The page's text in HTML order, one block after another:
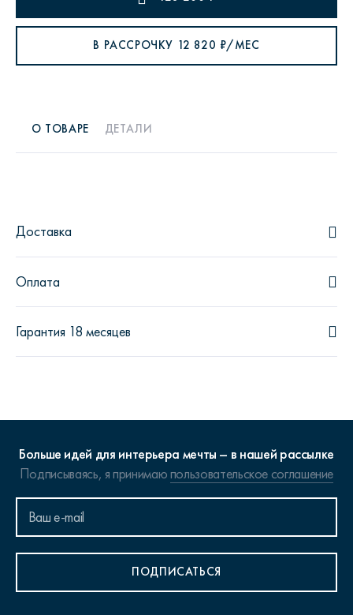
В РАССРОЧКУ 12 820 ₽/МЕС
О ТОВАРЕ ДЕТАЛИ
Доставка
Оплата
Гарантия 18 месяцев
Больше идей для интерьера мечты – в нашей рассылке
Подписываясь, я принимаюпользовательское соглашение
ПОДПИСАТЬСЯ